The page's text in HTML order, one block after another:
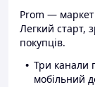
Prom —
Легкий старт,
покупців.
Три канали
мобільний